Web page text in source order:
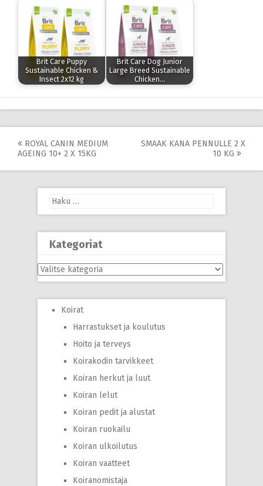
Brit Care Puppy
Sustainable Chicken &
Insect 2x12 kg
Brit Care Dog Junior
Large Breed Sustainable
Chicken…
Post
ROYAL CANIN MEDIUM
AGEING 10+ 2 X 15KG
SMAAK KANA PENNULLE 2 X
10 KG
Haku:
Kategoriat
Kategoriat
Koirat
Harrastukset ja koulutus
Hoito ja terveys
Koirakodin tarvikkeet
Koiran herkut ja luut
Koiran lelut
Koiran pedit ja alustat
Koiran ruokailu
Koiran ulkoilutus
Koiran vaatteet
Koiranomistaja